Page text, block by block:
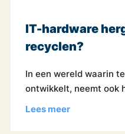
IT-hardware
recyclen?
In een wereld waarin
ontwikkelt, neemt ook
Lees meer